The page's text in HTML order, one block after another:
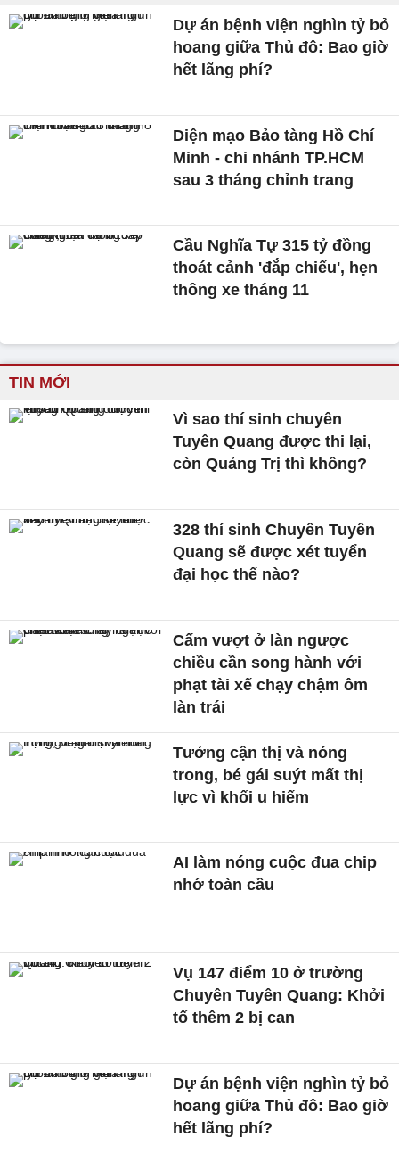
Dự án bệnh viện nghìn tỷ bỏ
hoang giữa Thủ đô: Bao giờ
hết lãng phí?
Diện mạo Bảo tàng Hồ Chí
Minh - chi nhánh TP.HCM
sau 3 tháng chỉnh trang
Cầu Nghĩa Tự 315 tỷ đồng
thoát cảnh 'đắp chiếu', hẹn
thông xe tháng 11
TIN MỚI
Vì sao thí sinh chuyên
Tuyên Quang được thi lại,
còn Quảng Trị thì không?
328 thí sinh Chuyên Tuyên
Quang sẽ được xét tuyển
đại học thế nào?
Cấm vượt ở làn ngược
chiều cần song hành với
phạt tài xế chạy chậm ôm
làn trái
Tưởng cận thị và nóng
trong, bé gái suýt mất thị
lực vì khối u hiếm
AI làm nóng cuộc đua chip
nhớ toàn cầu
Vụ 147 điểm 10 ở trường
Chuyên Tuyên Quang: Khởi
tố thêm 2 bị can
Dự án bệnh viện nghìn tỷ bỏ
hoang giữa Thủ đô: Bao giờ
hết lãng phí?